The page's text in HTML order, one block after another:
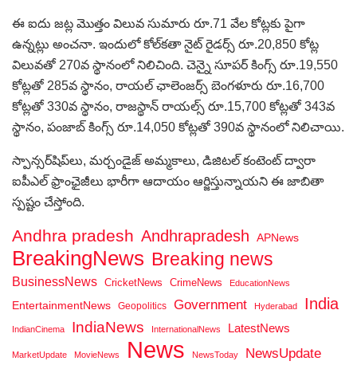
ఈ ఐదు జట్ల మొత్తం విలువ సుమారు రూ.71 వేల కోట్లకు పైగా
ఉన్నట్లు అంచనా. ఇందులో కోల్‌కతా నైట్ రైడర్స్ రూ.20,850 కోట్ల
విలువతో 270వ స్థానంలో నిలిచింది. చెన్నై సూపర్ కింగ్స్ రూ.19,550
కోట్లతో 285వ స్థానం, రాయల్ ఛాలెంజర్స్ బెంగళూరు రూ.16,700
కోట్లతో 330వ స్థానం, రాజస్థాన్ రాయల్స్ రూ.15,700 కోట్లతో 343వ
స్థానం, పంజాబ్ కింగ్స్ రూ.14,050 కోట్లతో 390వ స్థానంలో నిలిచాయి.
స్పాన్సర్‌షిప్‌లు, మర్చండైజ్ అమ్మకాలు, డిజిటల్ కంటెంట్ ద్వారా
ఐపీఎల్ ఫ్రాంఛైజీలు భారీగా ఆదాయం ఆర్జిస్తున్నాయని ఈ జాబితా
స్పష్టం చేస్తోంది.
Andhra pradesh Andhrapradesh APNews
BreakingNews Breaking news
BusinessNews CricketNews CrimeNews EducationNews
EntertainmentNews Geopolitics Government Hyderabad India
IndianCinema IndiaNews InternationalNews LatestNews
MarketUpdate MovieNews News NewsToday NewsUpdate